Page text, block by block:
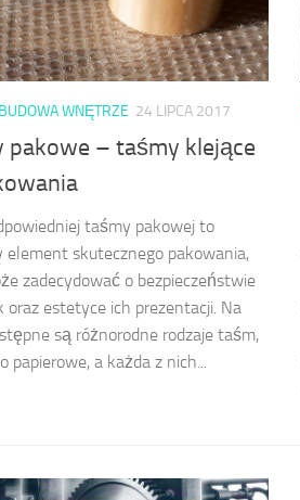
WNĘTRZE 24 LIPCA 2017
pakowe – taśmy klejące
taśmy pakowej to
element skutecznego pakowania,
zadecydować o bezpieczeństwie
oraz estetyce ich prezentacji. Na
są różnorodne rodzaje taśm,
papierowe, a każda z nich...